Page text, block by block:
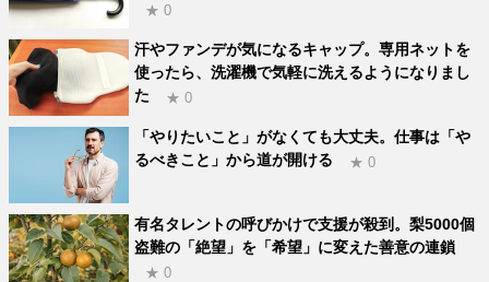
★ 0
汗やファンデが気になるキャップ。専用ネットを
使ったら、洗濯機で気軽に洗えるようになりまし
た
★ 0
「やりたいこと」がなくても大丈夫。仕事は「や
るべきこと」から道が開ける
★ 0
有名タレントの呼びかけで支援が殺到。梨5000個
盗難の「絶望」を「希望」に変えた善意の連鎖
★ 0